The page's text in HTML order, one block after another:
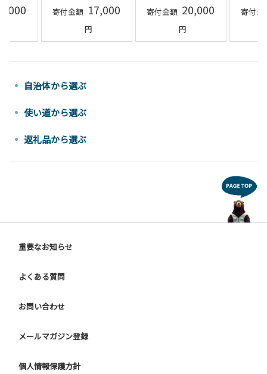
17,000
アヒージョ】20,000
自治体から選ぶ
使い道から選ぶ
返礼品から選ぶ
重要なお知らせ
よくある質問
お問い合わせ
メールマガジン登録
個人情報保護方針